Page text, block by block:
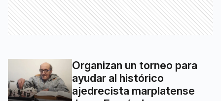
Organizan un torneo para
ayudar al histórico
ajedrecista marplatense